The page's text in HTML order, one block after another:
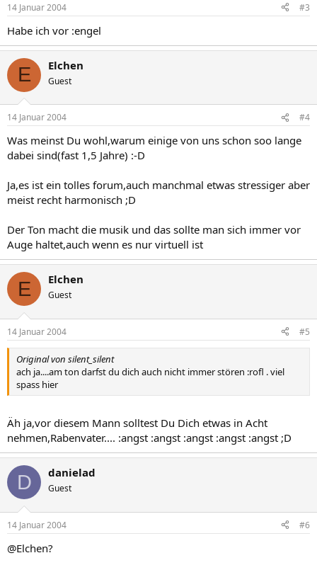
14 Januar 2004 #3
Habe ich vor :engel
E Elchen
Guest
14 Januar 2004 #4
Was meinst Du wohl,warum einige von uns schon soo lange
dabei sind(fast 1,5 Jahre) :-D
Ja,es ist ein tolles forum,auch manchmal etwas stressiger aber
meist recht harmonisch ;D
Der Ton macht die musik und das sollte man sich immer vor
Auge haltet,auch wenn es nur virtuell ist
E Elchen
Guest
14 Januar 2004 #5
Original von silent_silent
ach ja....am ton darfst du dich auch nicht immer stören :rofl . viel
spass hier
Äh ja,vor diesem Mann solltest Du Dich etwas in Acht
nehmen,Rabenvater.... :angst :angst :angst :angst :angst ;D
D danielad
Guest
14 Januar 2004 #6
@Elchen?